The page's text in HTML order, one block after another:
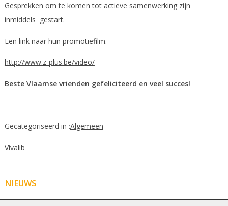
Gesprekken om te komen tot actieve samenwerking zijn
inmiddels gestart.
Een link naar hun promotiefilm.
http://www.z-plus.be/video/
Beste Vlaamse vrienden gefeliciteerd en veel succes!
Gecategoriseerd in :Algemeen
Vivalib
NIEUWS